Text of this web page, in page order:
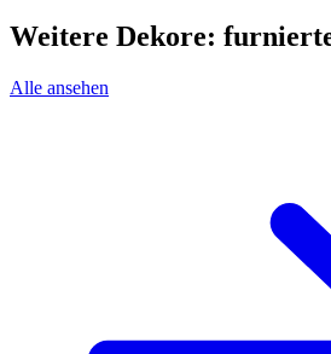
Weitere Dekore:
Alle ansehen